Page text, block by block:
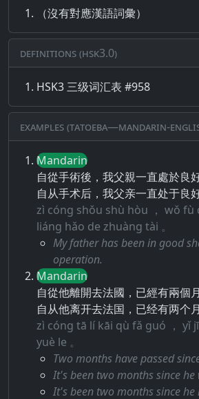
（沒有對應漢語詞彙）
Definitions (HSK3.0)
HSK3 三级词汇表 #958
Examples (Tatoeba—Mandarin-
Mandarin
自從手術後，我父親一直處於良
自从手术后，我父亲一直处于良
zì cóng shǒu shù hòu ， wǒ fù
liáng hǎo de zhuàng tài 。
My father has been in good
operation.
Mandarin
自從他離開去法國，已經有兩個月
自从他离开去法国，已经有两个月
zì cóng tā lí kāi qù fǎ guó ， yǐ
yuè le 。
Two months have passed
It's been two months since he
It's been two months since he